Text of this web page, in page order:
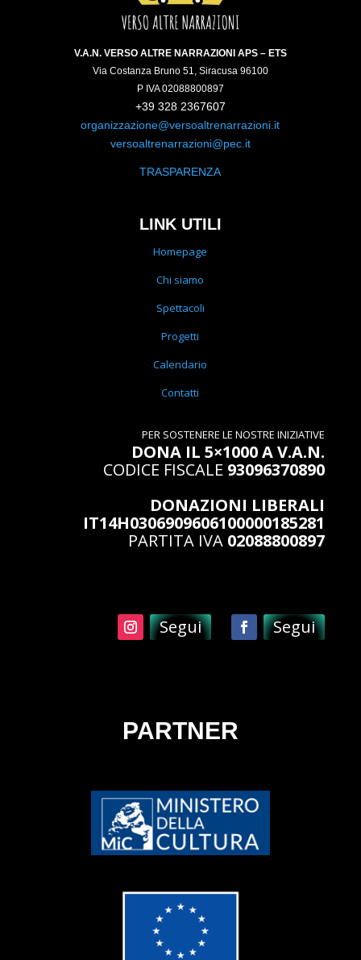
V.A.N. VERSO ALTRE NARRAZIONI APS – ETS
Via Costanza Bruno 51, Siracusa 96100
P IVA 02088800897
+39 328 2367607
organizzazione@versoaltrenarrazioni.it
versoaltrenarrazioni@pec.it
TRASPARENZA
LINK UTILI
Homepage
Chi siamo
Spettacoli
Progetti
Calendario
Contatti
PER SOSTENERE LE NOSTRE INIZIATIVE
DONA IL 5×1000 A V.A.N.
CODICE FISCALE 93096370890
DONAZIONI LIBERALI
IT14H0306909606100000185281
PARTITA IVA 02088800897
Segui Segui
PARTNER